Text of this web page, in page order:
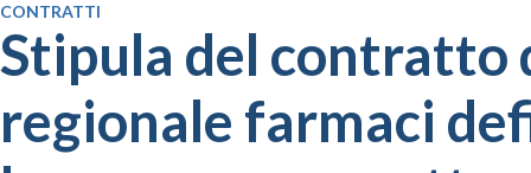
CONTRATTI
Stipula del contratto
regionale farmaci